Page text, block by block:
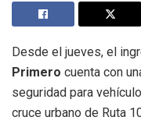
Desde el jueves, el
Primero cuenta con
seguridad para
cruce urbano de Ruta